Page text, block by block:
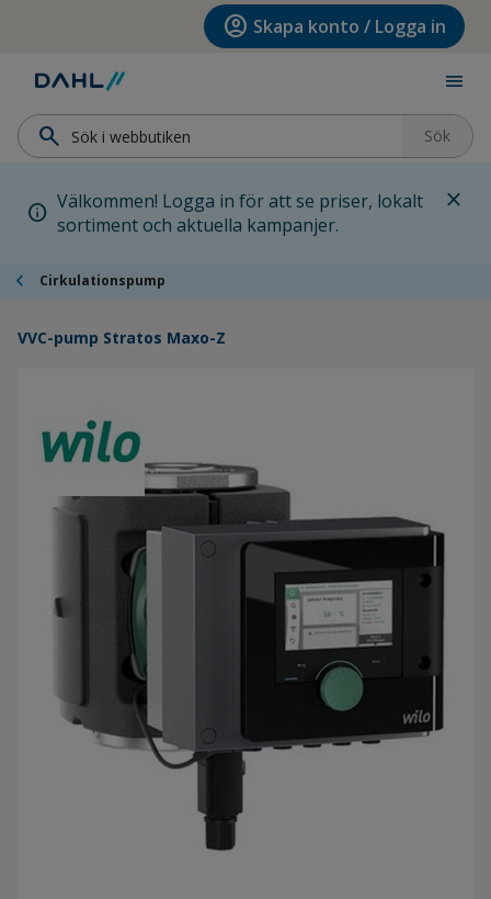
Hoppa till huvudinnehållet account_circle Skapa konto / Logga in
menu
search Sök
info Välkommen! Logga in för att se priser, lokalt
sortiment och aktuella kampanjer.
close
chevron_left Cirkulationspump
VVC-pump Stratos Maxo-Z